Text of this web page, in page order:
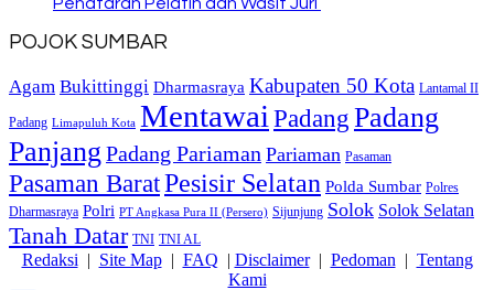
POJOK SUMBAR
Agam Bukittinggi Dharmasraya Kabupaten 50 Kota Lantamal II
Padang Limapuluh Kota Mentawai PadangPadang
Panjang Padang Pariaman Pariaman Pasaman
Pasaman BaratPesisir Selatan Polda Sumbar Polres
Dharmasraya Polri PT Angkasa Pura II (Persero) Sijunjung Solok Solok Selatan
Tanah Datar TNI TNI AL
Redaksi | Site Map| FAQ | Disclaimer| Pedoman | Tentang
Kami